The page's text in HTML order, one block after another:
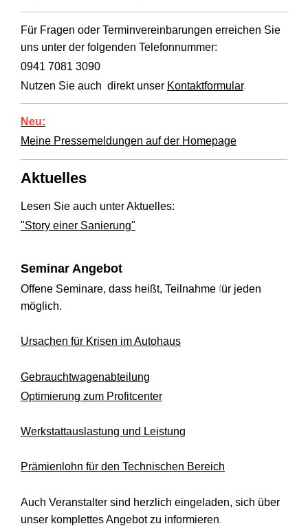
Für Fragen oder Terminvereinbarungen erreichen Sie
uns unter der folgenden Telefonnummer:
0941 7081 3090
Nutzen Sie auch direkt unser Kontaktformular.
Neu:
Meine Pressemeldungen auf der Homepage
Aktuelles
Lesen Sie auch unter Aktuelles:
"Story einer Sanierung"
Seminar Angebot
Offene Seminare, dass heißt, Teilnahme für jeden
möglich.
Ursachen für Krisen im Autohaus
Gebrauchtwagenabteilung
Optimierung zum Profitcenter
Werkstattauslastung und Leistung
Prämienlohn für den Technischen Bereich
Auch Veranstalter sind herzlich eingeladen, sich über
unser komplettes Angebot zu informieren.